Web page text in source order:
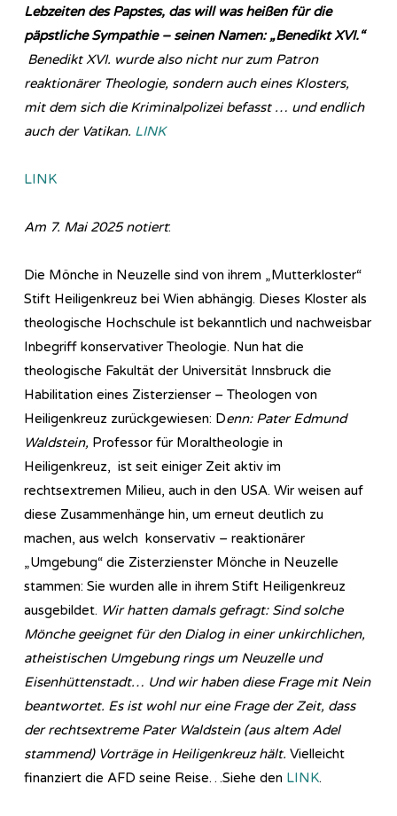
Lebzeiten des Papstes, das will was heißen für die
päpstliche Sympathie – seinen Namen: „Benedikt XVI.“
Benedikt XVI. wurde also nicht nur zum Patron
reaktionärer Theologie, sondern auch eines Klosters,
mit dem sich die Kriminalpolizei befasst … und endlich
auch der Vatikan. LINK
LINK
Am 7. Mai 2025 notiert:
Die Mönche in Neuzelle sind von ihrem „Mutterkloster“
Stift Heiligenkreuz bei Wien abhängig. Dieses Kloster als
theologische Hochschule ist bekanntlich und nachweisbar
Inbegriff konservativer Theologie. Nun hat die
theologische Fakultät der Universität Innsbruck die
Habilitation eines Zisterzienser – Theologen von
Heiligenkreuz zurückgewiesen: Denn: Pater Edmund
Waldstein, Professor für Moraltheologie in
Heiligenkreuz, ist seit einiger Zeit aktiv im
rechtsextremen Milieu, auch in den USA. Wir weisen auf
diese Zusammenhänge hin, um erneut deutlich zu
machen, aus welch konservativ – reaktionärer
„Umgebung“ die Zisterzienster Mönche in Neuzelle
stammen: Sie wurden alle in ihrem Stift Heiligenkreuz
ausgebildet. Wir hatten damals gefragt: Sind solche
Mönche geeignet für den Dialog in einer unkirchlichen,
atheistischen Umgebung rings um Neuzelle und
Eisenhüttenstadt… Und wir haben diese Frage mit Nein
beantwortet. Es ist wohl nur eine Frage der Zeit, dass
der rechtsextreme Pater Waldstein (aus altem Adel
stammend) Vorträge in Heiligenkreuz hält. Vielleicht
finanziert die AFD seine Reise…Siehe den LINK.